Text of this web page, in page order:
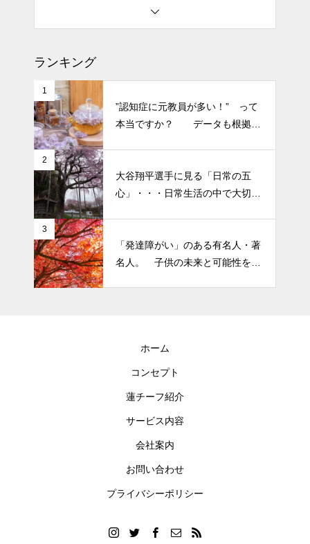
細胞コスメ ③
り癖がついてしまって・・・恥
ずかしぃ～ (〃ﾉωﾉ)
「食生活習慣の改善」が今年の
テーマです。
ランキング
1
”認知症に元教員が多い！” って
本当ですか？ データも根拠も
2
大谷翔平選手に見る「日常の五
心」・・・日常生活の中で大切
3
「発達障がい」のある有名人・著
名人。 子供の未来と可能性を秘
ホーム
コンセプト
蓮チーフ紹介
サービス内容
会社案内
お問い合わせ
プライバシーポリシー